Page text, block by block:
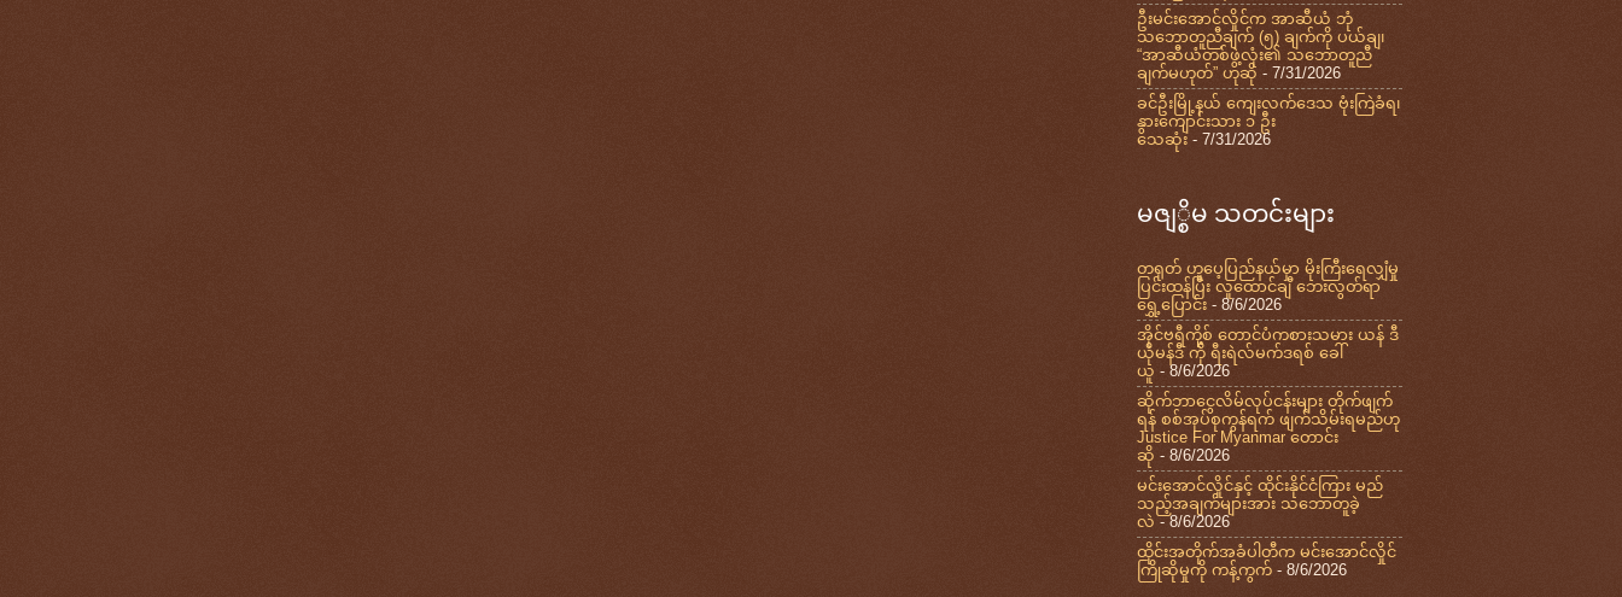
ဦးမင်းအောင်လှိုင်က အာဆီယံ ဘုံ
သဘောတူညီချက် (၅) ချက်ကို ပယ်ချ၊
“အာဆီယံတစ်ဖွဲ့လုံး၏ သဘောတူညီ
ချက်မဟုတ်” ဟုဆို - 7/31/2026
ခင်ဦးမြို့နယ် ကျေးလက်ဒေသ ဗုံးကြဲခံရ၊
နွားကျောင်းသား ၁ ဦး
သေဆုံး- 7/31/2026
မဇျ္စိမ သတင်းများ
တရုတ် ဟူပေ့ပြည်နယ်မှာ မိုးကြီးရေလျှံမှု
ပြင်းထန်ပြီး လူထောင်ချီ ဘေးလွတ်ရာ
ရွှေ့ပြောင်း - 8/6/2026
အိုင်ဗရီကို့စ် တောင်ပံကစားသမား ယန် ဒီ
ယိုမန်ဒီ ကို ရီးရဲလ်မက်ဒရစ် ခေါ်
ယူ - 8/6/2026
ဆိုက်ဘာငွေလိမ်လုပ်ငန်းများ တိုက်ဖျက်
ရန် စစ်အုပ်စုကွန်ရက် ဖျက်သိမ်းရမည်ဟု
Justice For Myanmar တောင်း
ဆို - 8/6/2026
မင်းအောင်လှိုင်နှင့် ထိုင်းနိုင်ငံကြား မည်
သည့်အချက်များအား သဘောတူခဲ့
လဲ - 8/6/2026
ထိုင်းအတိုက်အခံပါတီက မင်းအောင်လှိုင်
ကြိုဆိုမှုကို ကန့်ကွက် - 8/6/2026